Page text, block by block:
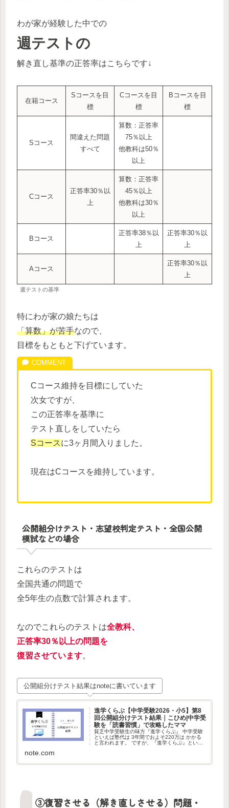
わが家が経験した中での
週テストの
解き直し基準の正答率はこちらです↓
在籍コース
Sコースを目
標
Cコースを目
標
Bコースを目
標
Sコース
間違えた問題
すべて
算数：正答率
75％以上
他教科は50％
以上
Cコース
正答率30％以
上
算数：正答率
45％以上
他教科は30％
以上
Bコース
正答率38％以
上
正答率30％以
上
Aコース
正答率30％以
上
週テストの基準
特にわが家の娘たちは
「算数」が苦手なので、
目標をもともと下げています。
Cコース維持を目標にしていた
次女ですが、
この正答率を基準に
テスト直しをしていたら
Sコース に3ヶ月間入りました。
現在はCコースを維持しています。
公開組分けテスト・志望校判定テスト・全国公開
模試などの場合
これらのテストは
全国共通の問題で
全5年生の点数で計算されます。
なのでこれらのテストは全教科、
正答率30％以上の問題を
復習させています。
公開組分けテスト結果はnoteに書いています
進学くらぶ【中学受験2026・小5】第8
回公開組分けテスト結果｜こひめ|中学受
験を「読書習慣」で攻略したママ
貧乏中学受験生の味方『進学くらぶ』 中学受験
といえば塾代は 3年間でおよそ220万は かかる
と言われます。 ですが、『進学くらぶ』という
note.com
③復習させる（解き直しさせる）問題・